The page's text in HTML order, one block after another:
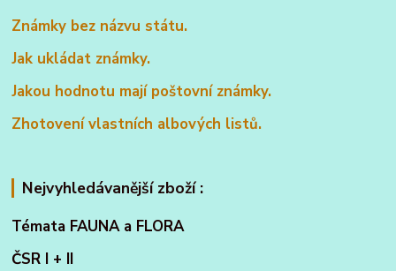
Známky bez názvu státu.
Jak ukládat známky.
Jakou hodnotu mají poštovní známky.
Zhotovení vlastních albových listů.
Nejvyhledávanější zboží :
Témata FAUNA a FLORA
ČSR I + II